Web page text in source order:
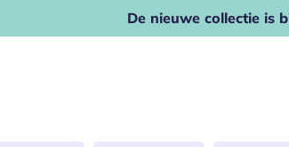
De nieuwe collectie is